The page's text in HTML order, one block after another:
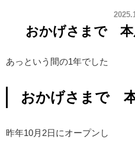
おかげさまで
あっという間の1年でした
おかげさまで
昨年10月2日にオープンし